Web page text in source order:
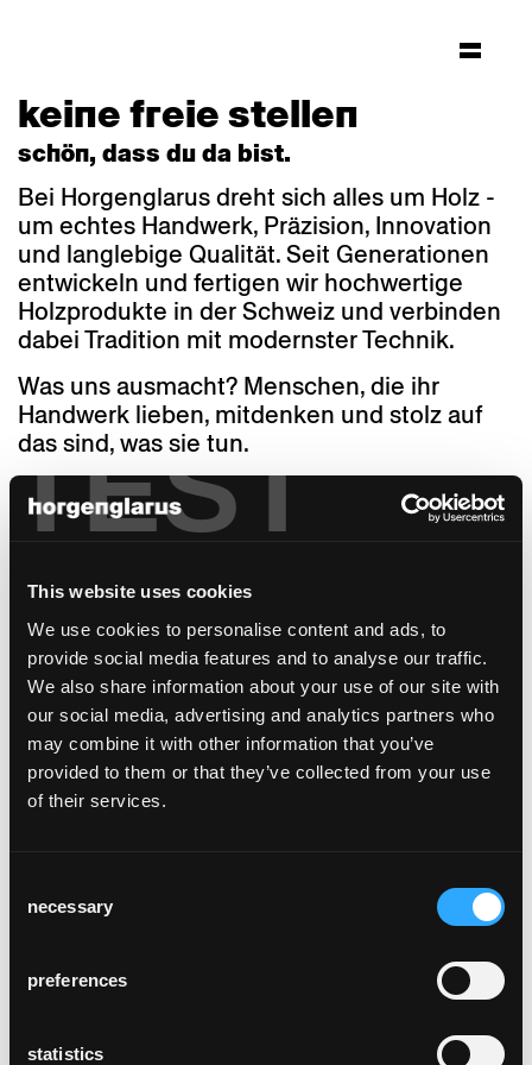
TEST
This website uses cookies
We use cookies to personalise content and ads, to
provide social media features and to analyse our traffic.
We also share information about your use of our site with
our social media, advertising and analytics partners who
may combine it with other information that you’ve
provided to them or that they’ve collected from your use
of their services.
Selection
necessary
preferences
statistics
keine freie stellen
schön, dass du da bist.
Bei Horgenglarus dreht sich alles um Holz -
um echtes Handwerk, Präzision, Innovation
und langlebige Qualität. Seit Generationen
entwickeln und fertigen wir hochwertige
Holzprodukte in der Schweiz und verbinden
dabei Tradition mit modernster Technik.
Was uns ausmacht? Menschen, die ihr
Handwerk lieben, mitdenken und stolz auf
das sind, was sie tun.
wir sind immer offen für neue talente
mit engagierten Fachpersonen aus der Holz-
und Produktionswelt.
Besonders freuen wir uns über Kontakte zu:
- CNC-ProgrammiererInnen
- LeiterInnen AVOR
- Bank-SchreinerInnen
- RestaurateurInnen
- HolztechnikerInnen
Egal ob mit viel Erfahrung oder frischem
Blick - wenn du Qualität liebst und gerne im
kennenlernen.